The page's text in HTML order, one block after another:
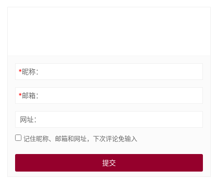
*昵称：
*邮箱：
网址：
记住昵称、邮箱和网址，下次评论免输入